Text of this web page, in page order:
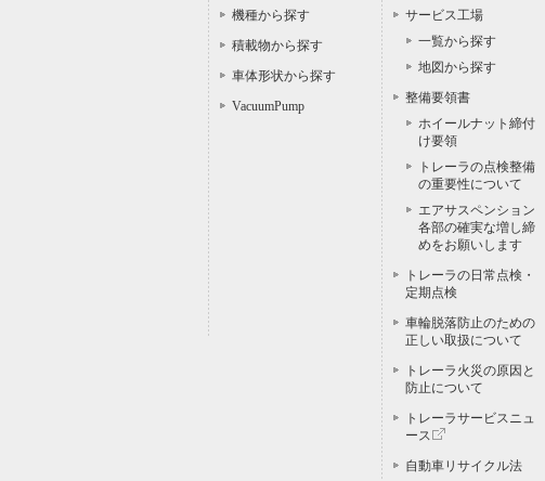
機種から探す
積載物から探す
車体形状から探す
VacuumPump
サービス工場
一覧から探す
地図から探す
整備要領書
ホイールナット締付
け要領
トレーラの点検整備
の重要性について
エアサスペンション
各部の確実な増し締
めをお願いします
トレーラの日常点検・
定期点検
車輪脱落防止のための
正しい取扱について
トレーラ火災の原因と
防止について
トレーラサービスニュ
ース
自動車リサイクル法